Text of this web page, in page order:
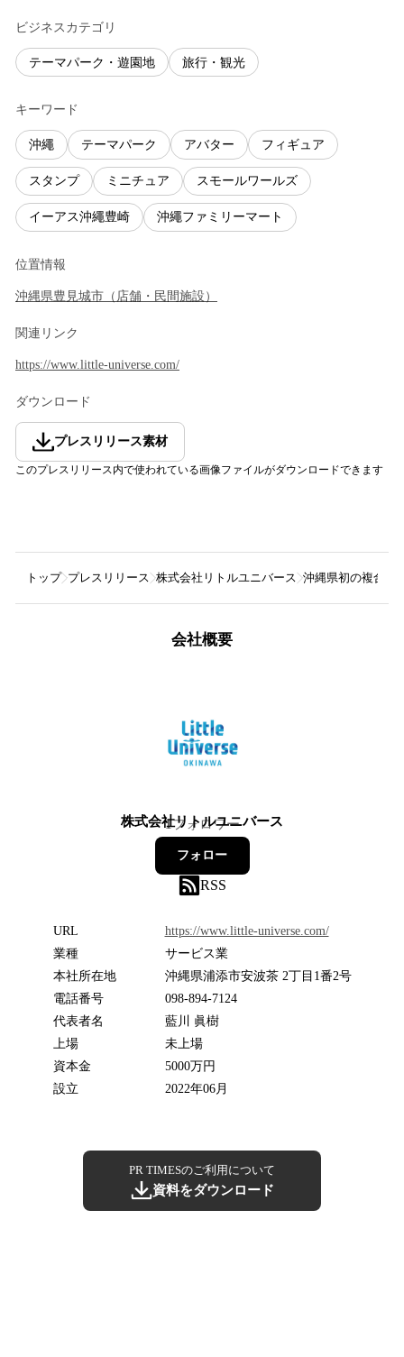
ビジネスカテゴリ
テーマパーク・遊園地 旅行・観光
キーワード
沖繩 テーマパーク アバター フィギュア
スタンプ ミニチュア スモールワールズ
イーアス沖繩豊崎 沖繩ファミリーマート
位置情報
沖縄県豊見城市 （ 店舗・民間施設 ）
関連リンク
https://www.little-universe.com/
ダウンロード
プレスリリース素材
このプレスリリース内で使われている画像ファイルがダウンロードできます
トップ プレスリリース 株式会社リトルユニバース 沖縄県初の複合型
会社概要
株式会社リトルユニバース
1フォロワー
フォロー
RSS
URL
https://www.little-universe.com/
業種
サービス業
本社所在地
沖縄県浦添市安波茶 2丁目1番2号
電話番号
098-894-7124
代表者名
藍川 眞樹
上場
未上場
資本金
5000万円
設立
2022年06月
PR TIMESのご利用について
資料をダウンロード